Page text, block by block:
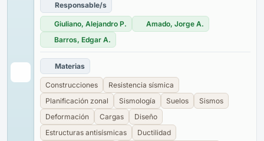
Responsable/s
Giuliano, Alejandro P.
Amado, Jorge A.
Barros, Edgar A.
Materias
Construcciones
Resistencia sísmica
Planificación zonal
Sismología Suelos
Sismos
Deformación
Cargas
Diseño
Estructuras antisísmicas
Ductilidad